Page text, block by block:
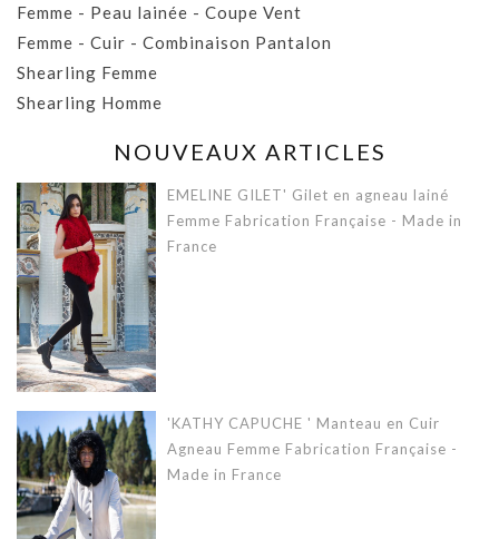
Femme - Peau lainée - Coupe Vent
Femme - Cuir - Combinaison Pantalon
Shearling Femme
Shearling Homme
NOUVEAUX ARTICLES
EMELINE GILET' Gilet en agneau lainé
Femme Fabrication Française - Made in
France
'KATHY CAPUCHE ' Manteau en Cuir
Agneau Femme Fabrication Française -
Made in France